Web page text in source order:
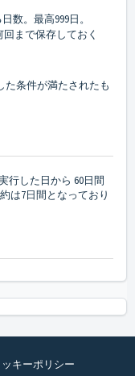
数。最高999日。
まで保存しておく
条件が満たされたも
行した日から 60日間
は7日間となっており
ッキーポリシー